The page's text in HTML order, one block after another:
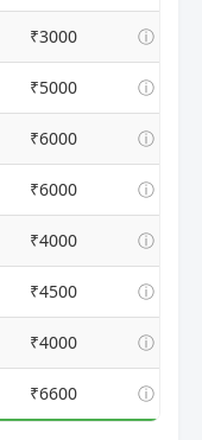
₹3000 ⓘ
₹5000 ⓘ
₹6000 ⓘ
₹6000 ⓘ
₹4000 ⓘ
₹4500 ⓘ
₹4000 ⓘ
₹6600 ⓘ